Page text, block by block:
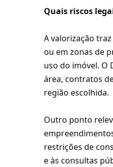
Quais riscos
A valorização
ou em zonas de
uso do imóvel. O
área, contratos
região escolhida.
Outro ponto
restrições de
e às consultas